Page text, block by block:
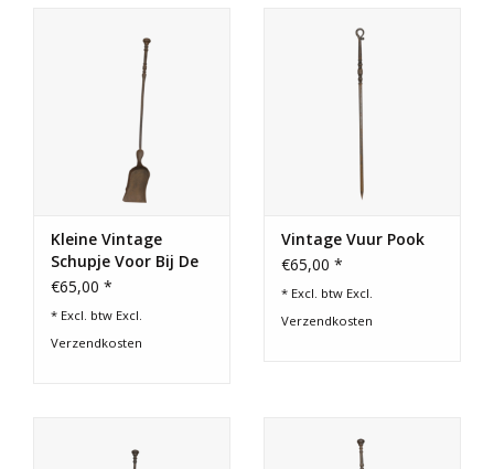
Kleine Vintage
Schupje Voor Bij De
Open Haard
€65,00 *
* Excl. btw Excl.
Verzendkosten
Vintage Vuur Pook
€65,00 *
* Excl. btw Excl.
Verzendkosten